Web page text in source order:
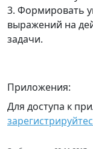
3. Формировать
выражений на
задачи.
Приложения:
Для доступа к